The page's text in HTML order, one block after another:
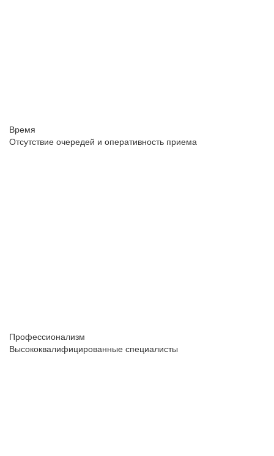
Время
Отсутствие очередей и оперативность приема
Профессионализм
Высококвалифицированные специалисты